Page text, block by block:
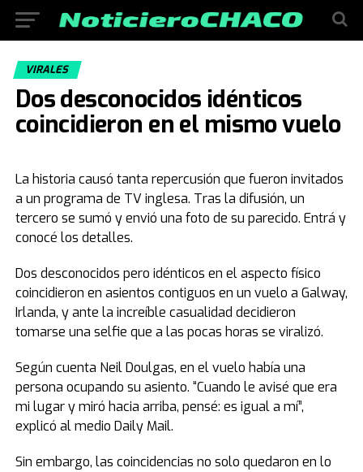
VIRALES
Dos desconocidos idénticos
coincidieron en el mismo vuelo
La historia causó tanta repercusión que fueron invitados
a un programa de TV inglesa. Tras la difusión, un
tercero se sumó y envió una foto de su parecido. Entrá y
conocé los detalles.
Dos desconocidos pero idénticos en el aspecto físico
coincidieron en asientos contiguos en un vuelo a Galway,
Irlanda, y ante la increíble casualidad decidieron
tomarse una selfie que a las pocas horas se viralizó.
Según cuenta Neil Doulgas, en el vuelo había una
persona ocupando su asiento. “Cuando le avisé que era
mi lugar y miró hacia arriba, pensé: es igual a mí”,
explicó al medio Daily Mail.
Sin embargo, las coincidencias no solo quedaron en lo